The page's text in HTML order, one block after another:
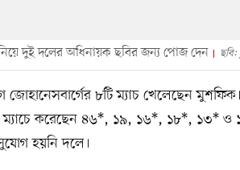
দুই দলের অধিনায়ক ছবির জন্য পোজ দেন ছবি:
৮টি ম্যাচ খেলেছেন
ম্যাচে করেছেন ৪৬*, ১৯, ১৬*, ১৮*, ১৩* ও
হয়নি দলে।